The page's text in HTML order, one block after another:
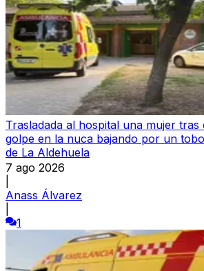
Trasladada al hospital una mujer
golpe en la nuca bajando por un
de La Aldehuela
7 ago 2026
Anass Álvarez
1